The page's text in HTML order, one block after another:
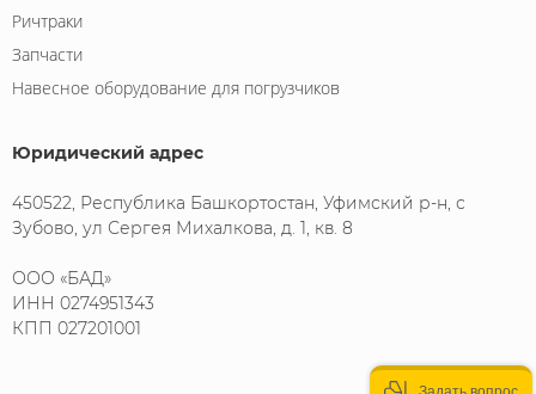
Ричтраки
Запчасти
Навесное оборудование для погрузчиков
Юридический адрес
450522, Республика Башкортостан, Уфимский р-н, с
Зубово, ул Сергея Михалкова, д. 1, кв. 8
ООО «БАД»
ИНН 0274951343
КПП 027201001